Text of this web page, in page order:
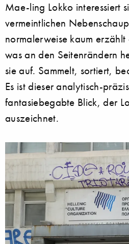
Mae-ling Lokko interessiert
vermeintlichen
normalerweise kaum
was an den Seitenrändern
sie auf. Sammelt, sortiert,
Es ist dieser analytisch-
fantasiebegabte Blick, der
auszeichnet.